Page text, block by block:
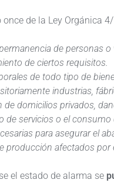
de la Ley Orgánica
de personas
de ciertos requisitos.
de todo tipo de
industrias,
de domicilios privados,
de servicios o el
para asegurar el
producción afectados por
el estado de alarma se